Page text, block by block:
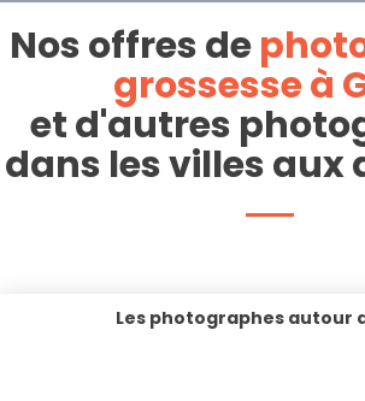
Nos offres de
grossesse à
et d'autres
dans les villes aux
Les photographes autour